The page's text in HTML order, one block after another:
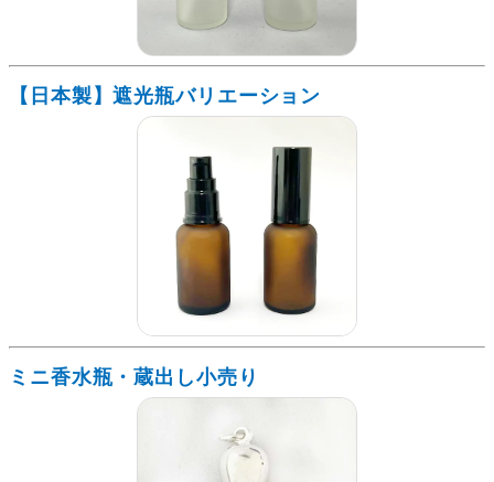
【日本製】遮光瓶バリエーション
ミニ香水瓶・蔵出し小売り